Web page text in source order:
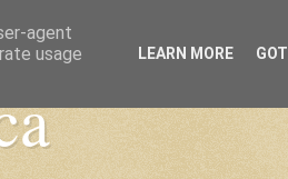
agent
usage
LEARN MORE